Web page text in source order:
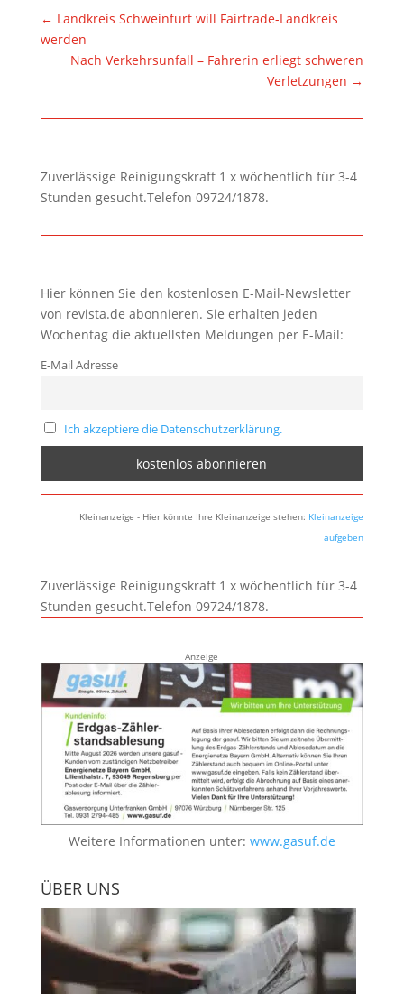
← Landkreis Schweinfurt will Fairtrade-Landkreis
werden
Nach Verkehrsunfall – Fahrerin erliegt schweren
Verletzungen →
Zuverlässige Reinigungskraft 1 x wöchentlich für 3-4
Stunden gesucht.Telefon 09724/1878.
Hier können Sie den kostenlosen E-Mail-Newsletter
von revista.de abonnieren. Sie erhalten jeden
Wochentag die aktuellsten Meldungen per E-Mail:
E-Mail Adresse
Ich akzeptiere die Datenschutzerklärung.
Kleinanzeige - Hier könnte Ihre Kleinanzeige stehen: Kleinanzeige
aufgeben
Zuverlässige Reinigungskraft 1 x wöchentlich für 3-4
Stunden gesucht.Telefon 09724/1878.
Anzeige
Weitere Informationen unter: www.gasuf.de
ÜBER UNS